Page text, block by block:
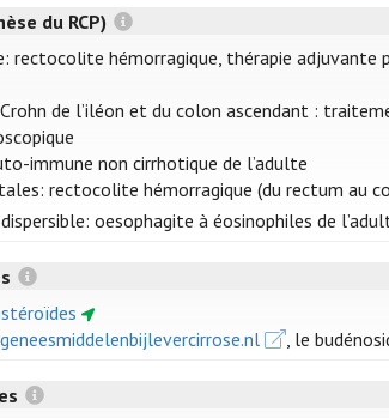
du RCP)
rectocolite hémorragique, thérapie adjuvante
de l’iléon et du colon ascendant :
immune non cirrhotique de l’adulte
rectocolite hémorragique (du rectum au
oesophagite à éosinophiles de
geneesmiddelenbijlevercirrose.nl , le